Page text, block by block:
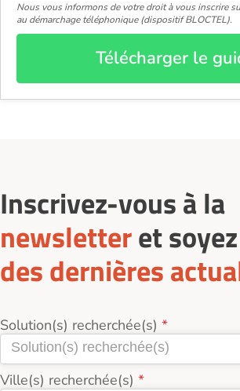
Nous vous informons de votre droit à vous inscrire
au démarchage téléphonique (dispositif BLOCTEL).
Télécharger le
Inscrivez-vous à la
newsletteret soyez
des dernières
Solution(s) recherchée(s)
Ville(s) recherchée(s)